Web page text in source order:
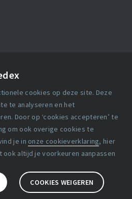
cookies op deze site. Deze
te analyseren en het
Door op ‘cookies accepteren’ te
om ook overige cookies te
je in onze cookieverklaring, hier
ook altijd je voorkeuren aanpassen
COOKIES WEIGEREN